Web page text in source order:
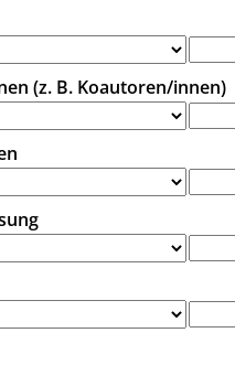
(z. B. Koautoren/innen)